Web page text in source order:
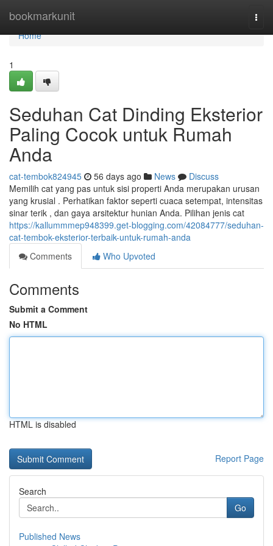
bookmarkunit
Home
Home
1
Seduhan Cat Dinding Eksterior
Paling Cocok untuk Rumah
Anda
cat-tembok824945 56 days ago News
Discuss
Memilih cat yang pas untuk sisi properti Anda merupakan urusan
yang krusial . Perhatikan faktor seperti cuaca setempat, intensitas
sinar terik , dan gaya arsitektur hunian Anda. Pilihan jenis cat
https://kallummmep948399.get-blogging.com/42084777/seduhan-
cat-tembok-eksterior-terbaik-untuk-rumah-anda
Comments
Who Upvoted
Comments
Submit a Comment
No HTML
HTML is disabled
Report Page
Search
Go
Published News